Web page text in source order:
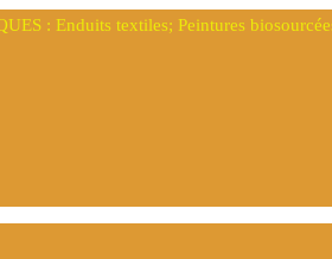
: Enduits textiles; Peintures